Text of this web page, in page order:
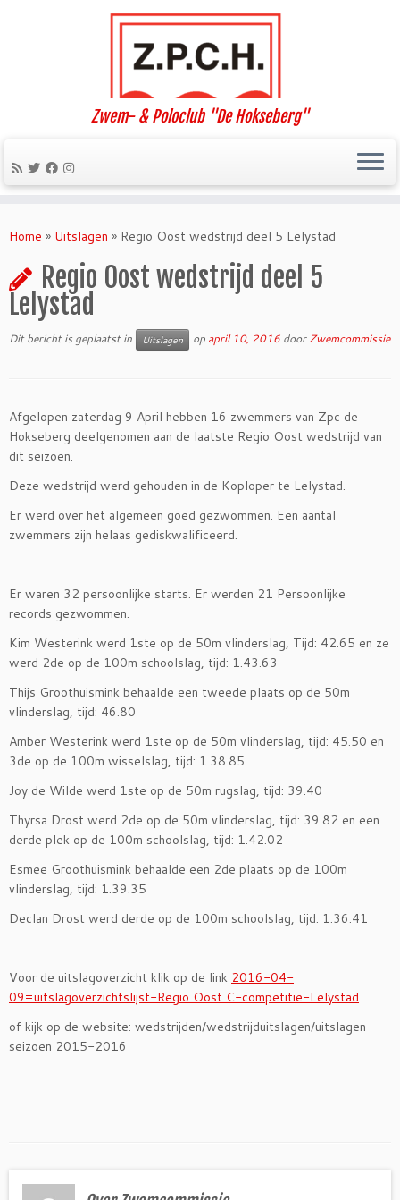
naar
Zwem- & Poloclub "De Hokseberg"
Home » Uitslagen » Regio Oost wedstrijd deel 5 Lelystad
Regio Oost wedstrijd deel 5
Lelystad
Dit bericht is geplaatst in Uitslagen op april 10, 2016 doorZwemcommissie
Afgelopen zaterdag 9 April hebben 16 zwemmers van Zpc de
Hokseberg deelgenomen aan de laatste Regio Oost wedstrijd van
dit seizoen.
Deze wedstrijd werd gehouden in de Koploper te Lelystad.
Er werd over het algemeen goed gezwommen. Een aantal
zwemmers zijn helaas gediskwalificeerd.
Er waren 32 persoonlijke starts. Er werden 21 Persoonlijke
records gezwommen.
Kim Westerink werd 1ste op de 50m vlinderslag, Tijd: 42.65 en ze
werd 2de op de 100m schoolslag, tijd: 1.43.63
Thijs Groothuismink behaalde een tweede plaats op de 50m
vlinderslag, tijd: 46.80
Amber Westerink werd 1ste op de 50m vlinderslag, tijd: 45.50 en
3de op de 100m wisselslag, tijd: 1.38.85
Joy de Wilde werd 1ste op de 50m rugslag, tijd: 39.40
Thyrsa Drost werd 2de op de 50m vlinderslag, tijd: 39.82 en een
derde plek op de 100m schoolslag, tijd: 1.42.02
Esmee Groothuismink behaalde een 2de plaats op de 100m
vlinderslag, tijd: 1.39.35
Declan Drost werd derde op de 100m schoolslag, tijd: 1.36.41
Voor de uitslagoverzicht klik op de link 2016-04-
09=uitslagoverzichtslijst-Regio Oost C-competitie-Lelystad
of kijk op de website: wedstrijden/wedstrijduitslagen/uitslagen
seizoen 2015-2016